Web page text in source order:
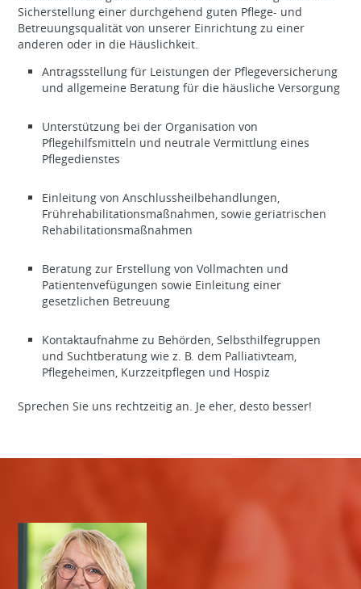
Sicherstellung einer durchgehend guten Pflege- und
Betreuungsqualität von unserer Einrichtung zu einer
anderen oder in die Häuslichkeit.
Antragsstellung für Leistungen der Pflegeversicherung
und allgemeine Beratung für die häusliche Versorgung
Unterstützung bei der Organisation von
Pflegehilfsmitteln und neutrale Vermittlung eines
Pflegedienstes
Einleitung von Anschlussheilbehandlungen,
Frührehabilitationsmaßnahmen, sowie geriatrischen
Rehabilitationsmaßnahmen
Beratung zur Erstellung von Vollmachten und
Patientenvefügungen sowie Einleitung einer
gesetzlichen Betreuung
Kontaktaufnahme zu Behörden, Selbsthilfegruppen
und Suchtberatung wie z. B. dem Palliativteam,
Pflegeheimen, Kurzzeitpflegen und Hospiz
Sprechen Sie uns rechtzeitig an. Je eher, desto besser!